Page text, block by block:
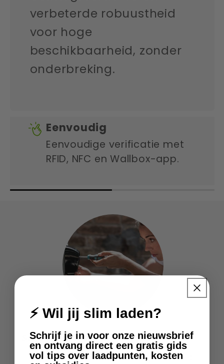
verbeterde robuustheid
voor hoge
beschikbaarheid, zonder
onderbreking.
Eenvoudig
Eenvoudige verificatie met
RFID, NFC en Wallbox-app.
Snellere installatie
Kortere inbedrijfstellingstijd met
⚡ Wil jij slim laden?
Schrijf je in voor onze nieuwsbrief
en ontvang direct een gratis gids
vol tips over laadpunten, kosten